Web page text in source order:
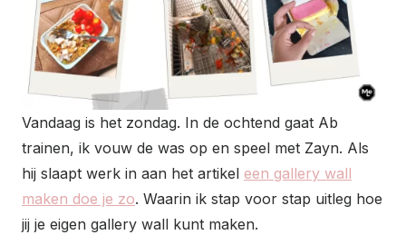
Vandaag is het zondag. In de ochtend gaat Ab
trainen, ik vouw de was op en speel met Zayn. Als
hij slaapt werk in aan het artikel een gallery wall
maken doe je zo. Waarin ik stap voor stap uitleg hoe
jij je eigen gallery wall kunt maken.